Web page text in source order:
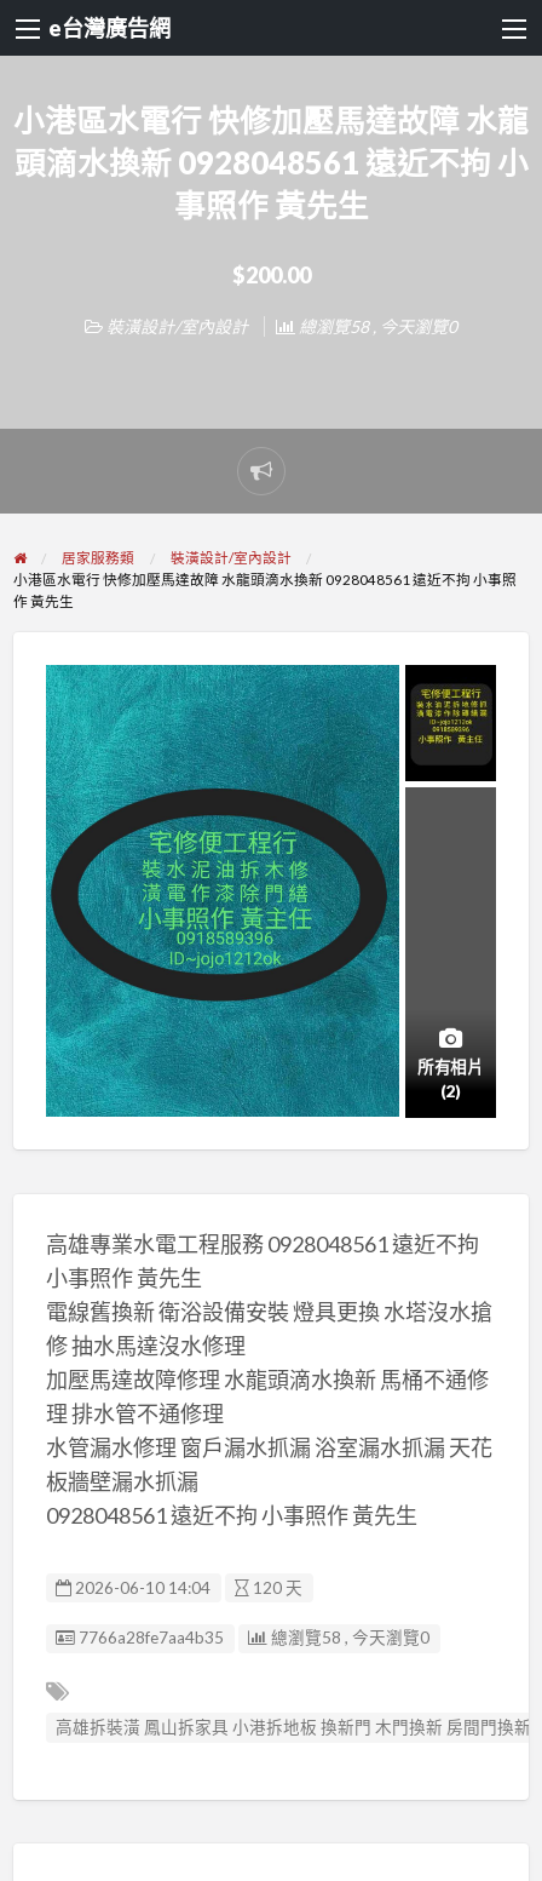
e台灣廣告網
小港區水電行 快修加壓馬達故障 水龍
頭滴水換新 0928048561 遠近不拘 小
事照作 黃先生
$200.00
裝潢設計/室內設計 總瀏覽58 , 今天瀏覽0
Report
problem
居家服務類
裝潢設計/室內設計
小港區水電行 快修加壓馬達故障 水龍頭滴水換新 0928048561 遠近不拘 小事照
作 黃先生
所有相片
(2)
高雄專業水電工程服務 0928048561 遠近不拘
小事照作 黃先生
電線舊換新 衛浴設備安裝 燈具更換 水塔沒水搶
修 抽水馬達沒水修理
加壓馬達故障修理 水龍頭滴水換新 馬桶不通修
理 排水管不通修理
水管漏水修理 窗戶漏水抓漏 浴室漏水抓漏 天花
板牆壁漏水抓漏
0928048561 遠近不拘 小事照作 黃先生
2026-06-10 14:04 120 天
廣告编號
7766a28fe7aa4b35 總瀏覽58 , 今天瀏覽0
高雄拆裝潢 鳳山拆家具 小港拆地板 換新門 木門換新 房間門換新